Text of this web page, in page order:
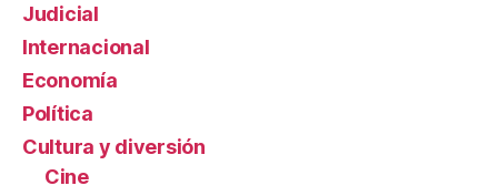
Judicial
Internacional
Economía
Política
Cultura y diversión
Cine